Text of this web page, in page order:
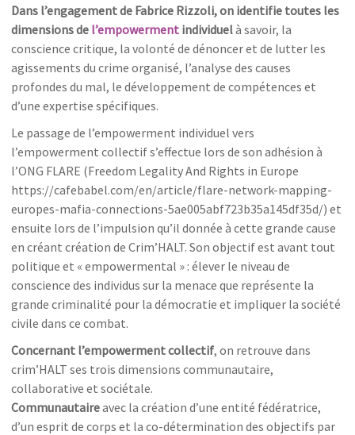
Dans l’engagement de Fabrice Rizzoli, on identifie toutes les
dimensions de l’empowerment individuelà savoir, la
conscience critique, la volonté de dénoncer et de lutter les
agissements du crime organisé, l’analyse des causes
profondes du mal, le développement de compétences et
d’une expertise spécifiques.
Le passage de l’empowerment individuel vers
l’empowerment collectif s’effectue lors de son adhésion à
l’ONG FLARE (Freedom Legality And Rights in Europe
https://cafebabel.com/en/article/flare-network-mapping-
europes-mafia-connections-5ae005abf723b35a145df35d/) et
ensuite lors de l’impulsion qu’il donnée à cette grande cause
en créant création de Crim’HALT. Son objectif est avant tout
politique et « empowermental » : élever le niveau de
conscience des individus sur la menace que représente la
grande criminalité pour la démocratie et impliquer la société
civile dans ce combat.
Concernant l’empowerment collectif, on retrouve dans
crim’HALT ses trois dimensions communautaire,
collaborative et sociétale.
Communautaireavec la création d’une entité fédératrice,
d’un esprit de corps et la co-détermination des objectifs par